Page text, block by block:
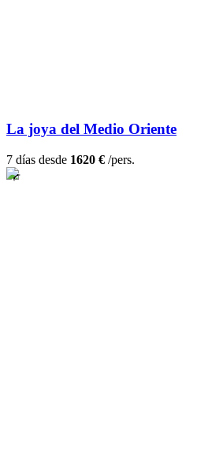
La joya del Medio Oriente
7 días desde 1620 € /pers.